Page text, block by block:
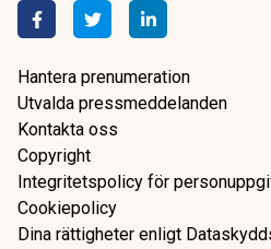
Hantera prenumeration
Utvalda pressmeddelanden
Kontakta oss
Copyright
Integritetspolicy för
Cookiepolicy
Dina rättigheter enligt